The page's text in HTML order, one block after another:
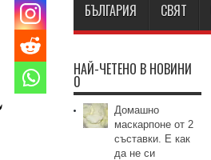
БЪЛГАРИЯ СВЯТ
НАЙ-ЧЕТЕНО В НОВИНИ
0
Домашно
маскарпоне от 2
съставки. Е как
да не си